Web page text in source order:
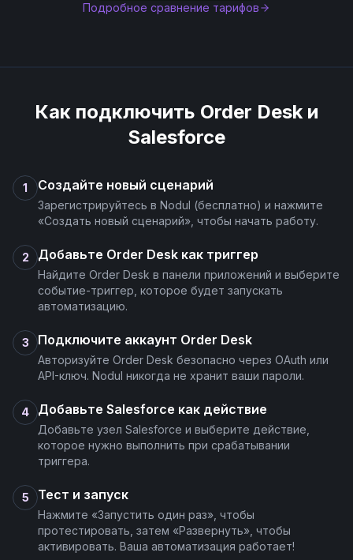
Подробное сравнение тарифов
Как подключить Order Desk и
Salesforce
1 Создайте новый сценарий
Зарегистрируйтесь в Nodul (бесплатно) и нажмите
«Создать новый сценарий», чтобы начать работу.
2 Добавьте Order Desk как триггер
Найдите Order Desk в панели приложений и выберите
событие-триггер, которое будет запускать
автоматизацию.
3 Подключите аккаунт Order Desk
Авторизуйте Order Desk безопасно через OAuth или
API-ключ. Nodul никогда не хранит ваши пароли.
4 Добавьте Salesforce как действие
Добавьте узел Salesforce и выберите действие,
которое нужно выполнить при срабатывании
триггера.
5 Тест и запуск
Нажмите «Запустить один раз», чтобы
протестировать, затем «Развернуть», чтобы
активировать. Ваша автоматизация работает!